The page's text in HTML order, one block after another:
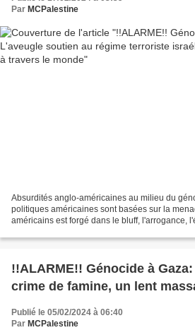
Par MCPalestine
Absurdités anglo-américaines au milieu du
politiques américaines sont basées sur la
américains est forgé dans le bluff, l'arrogance,
!!ALARME!! Génocide à
crime de famine, un lent
Publié le 05/02/2024 à 06:40
Par MCPalestine